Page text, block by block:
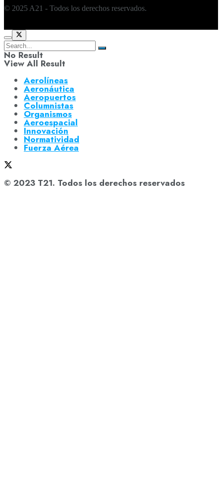
© 2025 A21 - Todos los derechos reservados.
No Result
View All Result
Aerolíneas
Aeronáutica
Aeropuertos
Columnistas
Organismos
Aeroespacial
Innovación
Normatividad
Fuerza Aérea
© 2023 T21. Todos los derechos reservados